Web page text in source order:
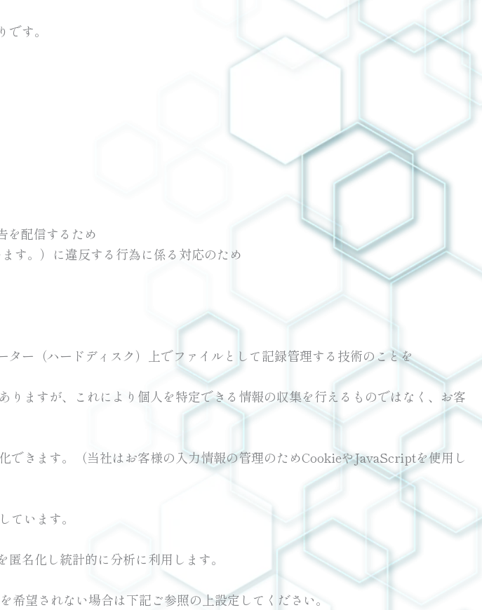
す。
を配信するため
す。）に違反する行為に係る対応のため
ー（ハードディスク）上でファイルとして記録管理する技術のことを
ますが、これにより個人を特定できる情報の収集を行えるものではなく、お客
きます。（当社はお客様の入力情報の管理のためCookieやJavaScriptを使用し
います。
名化し統計的に分析に利用します。
望されない場合は下記ご参照の上設定してください。